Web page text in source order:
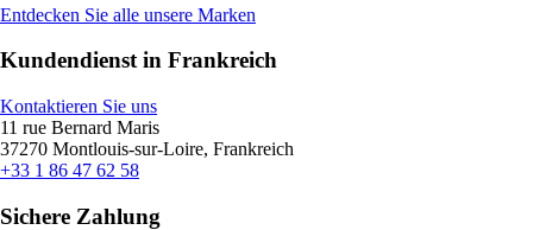
Entdecken Sie alle unsere Marken
Kundendienst in Frankreich
Kontaktieren Sie uns
11 rue Bernard Maris
37270 Montlouis-sur-Loire, Frankreich
+33 1 86 47 62 58
Sichere Zahlung